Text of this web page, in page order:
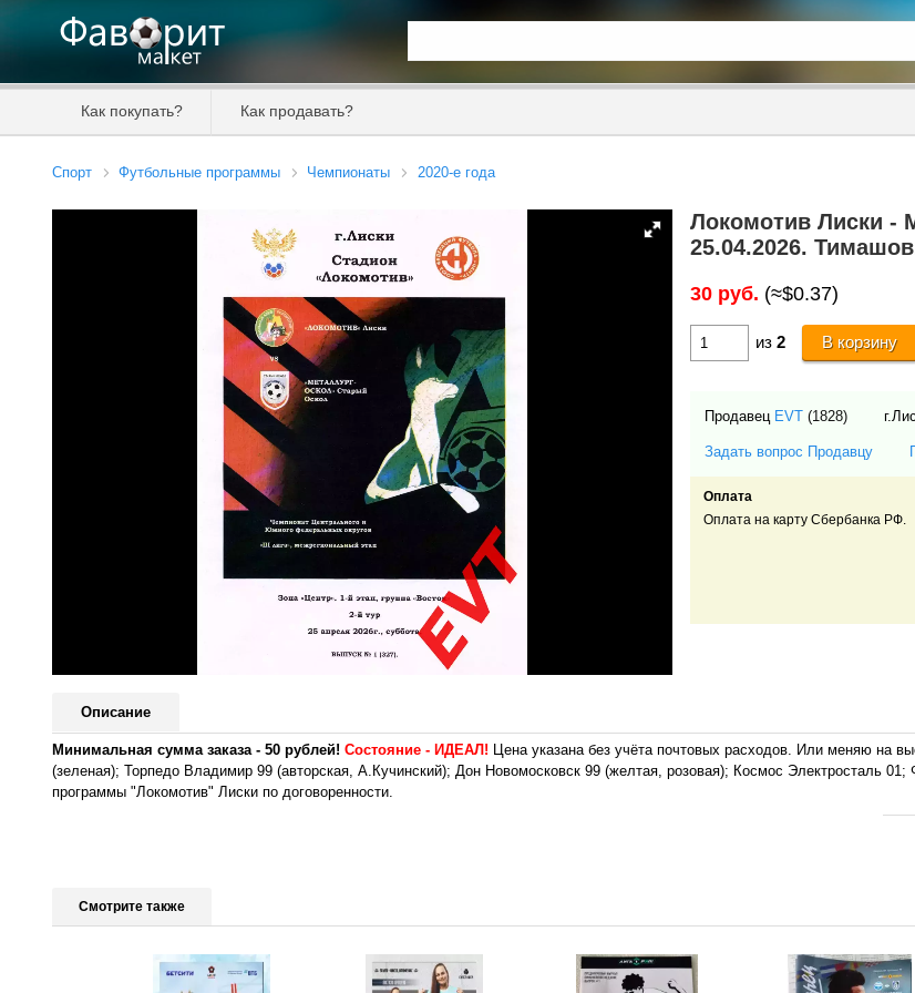
Как покупать? Как продавать?
Спорт Футбольные программы Чемпионаты 2020-е года
Локомотив Лиски -
25.04.2026.
30 руб. (≈$0.37)
из2 В корзину
Продавец EVT (1828)
Задать вопрос Продавцу
Оплата
Оплата на карту Сбербанка РФ.
Описание
Минимальная сумма заказа - 50 рублей! Состояние - ИДЕАЛ! Цена указана без учёта почтовых расходов. Или меняю на
(зеленая); Торпедо Владимир 99 (авторская, А.Кучинский); Дон Новомосковск 99 (желтая, розовая); Космос Электросталь
программы "Локомотив" Лиски по договоренности.
Смотрите также